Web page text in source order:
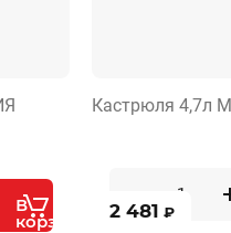
В
корзину
Кастрюля 4,7л
2 481 ₽